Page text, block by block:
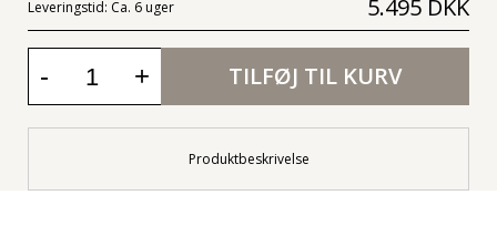
Leveringstid: Ca. 6 uger 5.495 DKK
- + TILFØJ TIL KURV
Produktbeskrivelse